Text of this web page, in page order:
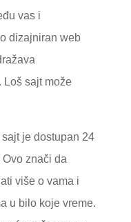
vas i
dizajniran web
Loš sajt može
je dostupan 24
znači da
više o vama i
u bilo koje vreme.